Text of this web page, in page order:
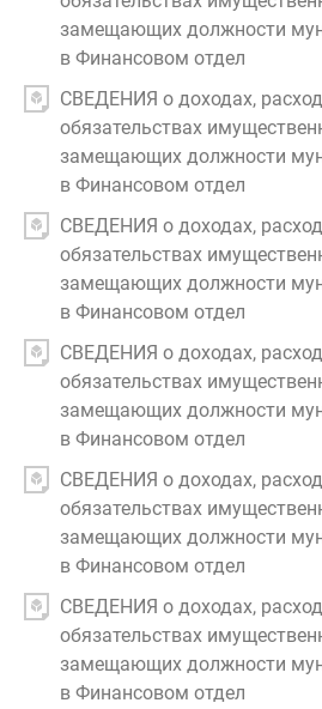
замещающих должности
в Финансовом отдел
СВЕДЕНИЯ о доходах,
обязательствах
замещающих должности
в Финансовом отдел
СВЕДЕНИЯ о доходах,
обязательствах
замещающих должности
в Финансовом отдел
СВЕДЕНИЯ о доходах,
обязательствах
замещающих должности
в Финансовом отдел
СВЕДЕНИЯ о доходах,
обязательствах
замещающих должности
в Финансовом отдел
СВЕДЕНИЯ о доходах,
обязательствах
замещающих должности
в Финансовом отдел